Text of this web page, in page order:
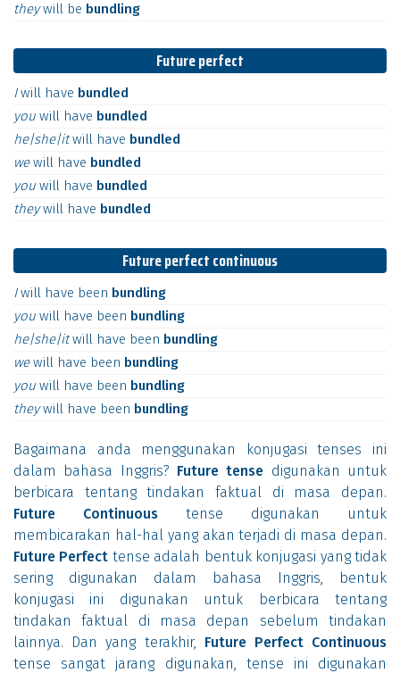
theywill be bundling
Future perfect
Iwill have bundled
you will have bundled
he|she|itwill have bundled
wewill have bundled
you will have bundled
theywill have bundled
Future perfect continuous
Iwill have been bundling
you will have been bundling
he|she|itwill have been bundling
wewill have been bundling
you will have been bundling
theywill have been bundling
Bagaimana anda menggunakan konjugasi tenses ini
dalam bahasa Inggris? Future tense digunakan untuk
berbicara tentang tindakan faktual di masa depan.
Future Continuous tense digunakan untuk
membicarakan hal-hal yang akan terjadi di masa depan.
Future Perfect tense adalah bentuk konjugasi yang tidak
sering digunakan dalam bahasa Inggris, bentuk
konjugasi ini digunakan untuk berbicara tentang
tindakan faktual di masa depan sebelum tindakan
lainnya. Dan yang terakhir, Future Perfect Continuous
tense sangat jarang digunakan, tense ini digunakan